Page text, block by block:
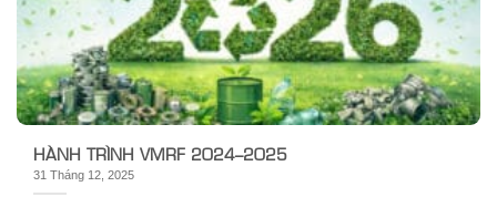
HÀNH TRÌNH VMRF 2024–2025
31 Tháng 12, 2025